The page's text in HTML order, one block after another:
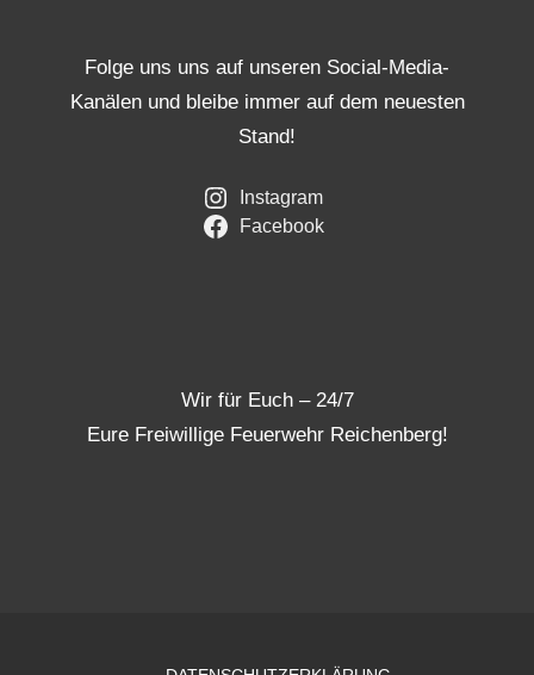
Folge uns uns auf unseren Social-Media-
Kanälen und bleibe immer auf dem neuesten
Stand!
Instagram
Facebook
Wir für Euch – 24/7
Eure Freiwillige Feuerwehr Reichenberg!